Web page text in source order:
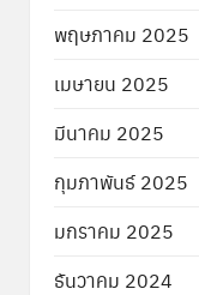
พฤษภาคม 2025
เมษายน 2025
มีนาคม 2025
กุมภาพันธ์ 2025
มกราคม 2025
ธันวาคม 2024